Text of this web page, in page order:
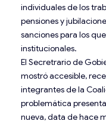
individuales de los
pensiones y
sanciones para los
institucionales.
El Secretrario de
mostró accesible,
integrantes de la
problemática
nueva, data de hace